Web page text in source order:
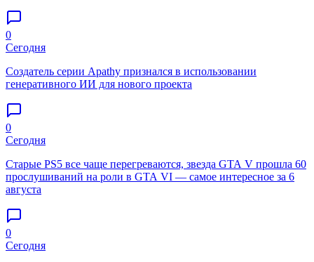
0
Сегодня
Создатель серии Apathy признался в использовании
генеративного ИИ для нового проекта
0
Сегодня
Старые PS5 все чаще перегреваются, звезда GTA V прошла 60
прослушиваний на роли в GTA VI — самое интересное за 6
августа
0
Сегодня